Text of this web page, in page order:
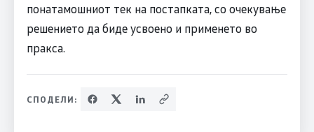
понатамошниот тек на постапката, со очекување
решението да биде усвоено и применето во
пракса.
СПОДЕЛИ: